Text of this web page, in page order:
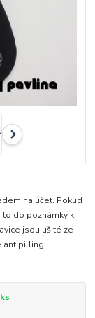
na účet. Pokud
do poznámky k
jsou ušité ze
antipilling.